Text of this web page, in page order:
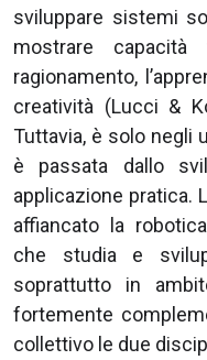
sviluppare sistemi
mostrare
ragionamento,
creatività (Lucci &
Tuttavia, è solo negli
è passata dallo
applicazione pratica.
affiancato la
che studia e
soprattutto in
fortemente
collettivo le due